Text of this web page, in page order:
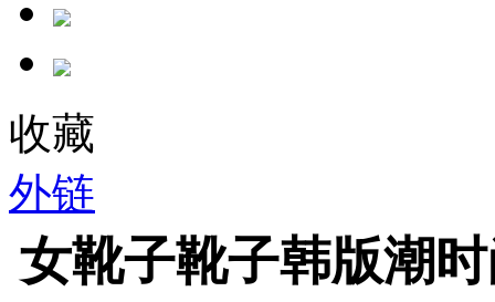
收藏
外链
女靴子靴子韩版潮